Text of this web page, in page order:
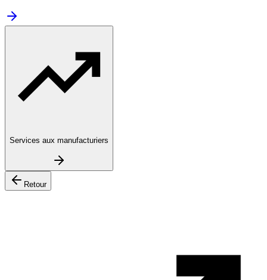
Services aux manufacturiers
Retour